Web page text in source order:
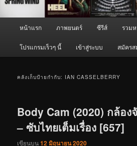
หน้าแรก ภาพยนตร์ ซีรีส์ รวม
โปรแกรมเร็วๆ นี้ เข้าสู่ระบบ สมัคร
คลังเก็บป้ายกำกับ: IAN CASSELBERRY
Body Cam (2020) กล้อง
– ซับไทยเต็มเรื่อง [657]
เขียนบน12 มิถุนายน 2020